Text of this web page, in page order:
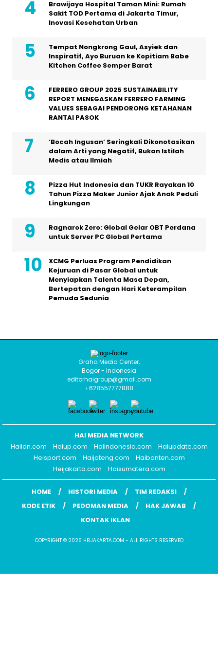
Brawijaya Hospital Taman Mini: Rumah
Sakit TOD Pertama di Jakarta Timur,
Inovasi Kesehatan Urban
Tempat Nongkrong Gaul, Asyiek dan
Inspiratif, Ayo Buruan ke Kopitiam Babe
Kitchen Coffee Semper Barat
FERRERO GROUP 2025 SUSTAINABILITY
REPORT MENEGASKAN FERRERO FARMING
VALUES SEBAGAI PENDORONG KETAHANAN
RANTAI PASOK
‘Bocah Ingusan’ Seringkali Dikonotasikan
dalam Arti yang Negatif, Bukan Istilah
Medis atau Ilmiah
Pizza Hut Indonesia dan TUKR Rayakan 10
Tahun Pizza Maker Junior Ajak Anak Peduli
Lingkungan
Ragnarok Zero: Global Gelar OBT Perdana
untuk Server PC Global Pertama
XCMG Perluas Program Pendidikan
Kejuruan di Pasar Global untuk
Menyiapkan Talenta Masa Depan,
Bertepatan dengan Hari Keterampilan
Pemuda Sedunia
Graha Media Center,
Bogor - Indonesia
editorhaigroup@gmail.com
+628557777888
HAI MEDIA NETWORK
Haiidn.com
Haiup.com Haiindonesia.com
Haiupdate.com
Heisport.com
Haijateng.com
Haibanten.com
Heijakarta.com
Haisumatera.com
HOME HISTORI MEDIA
TIM REDAKSI
KODE ETIK
PEDOMAN MEDIA
HAK JAWAB
KONTAK IKLAN
COPYRIGHT © 2026 HEIJAKARTA.COM - ALL RIGHTS RESERVED